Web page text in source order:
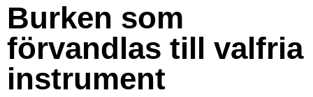
Burken som
förvandlas till valfria
instrument